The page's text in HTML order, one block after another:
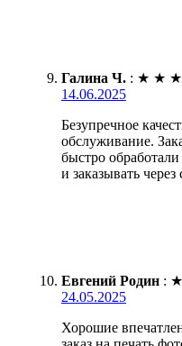
Галина Ч. : ★ ★ ★
14.06.2025
Безупречное
обслуживание.
быстро
и заказывать
Евгений Родин : ★
24.05.2025
Хорошие